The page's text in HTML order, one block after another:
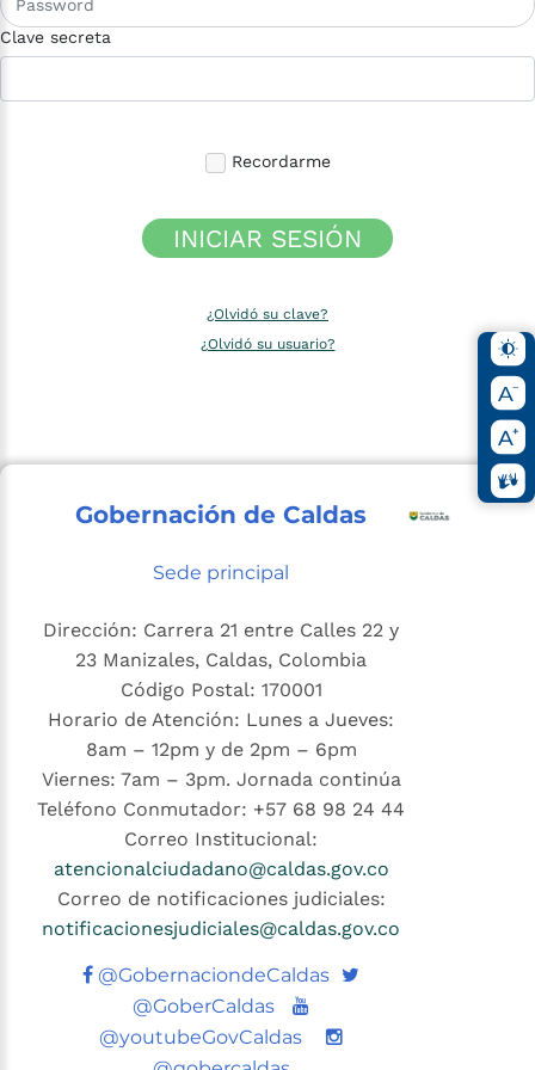
Clave secreta
Recordarme
INICIAR SESIÓN
¿Olvidó su clave?
¿Olvidó su usuario?
Gobernación de Caldas
Sede principal
Dirección: Carrera 21 entre Calles 22 y
23 Manizales, Caldas, Colombia
Código Postal: 170001
Horario de Atención: Lunes a Jueves:
8am – 12pm y de 2pm – 6pm
Viernes: 7am – 3pm. Jornada continúa
Teléfono Conmutador: +57 68 98 24 44
Correo Institucional:
atencionalciudadano@caldas.gov.co
Correo de notificaciones judiciales:
notificacionesjudiciales@caldas.gov.co
@GobernaciondeCaldas Twitter
@GoberCaldas
Youtube
@youtubeGovCaldas